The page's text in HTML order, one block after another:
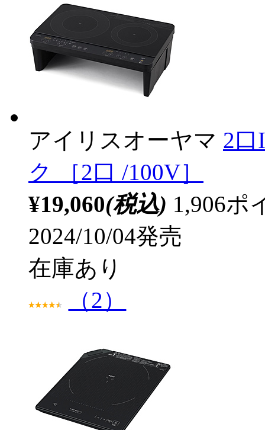
アイリスオーヤマ 2
ク ［2口 /100V］
¥19,060(税込) 1,906ポ
2024/10/04発売
在庫あり
（2）